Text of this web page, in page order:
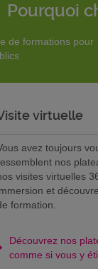
Pourquoi
de formations pour
virtuelle
avez toujours
nos
visites virtuelles
et
formation.
Découvrez nos
comme si vous y